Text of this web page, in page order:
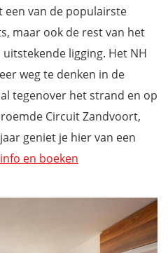
Kust
een van de populairste
maar ook de rest van het
ligging. Het NH
weg te denken in de
tegenover het strand en op
Circuit Zandvoort,
geniet je hier van een
en boeken